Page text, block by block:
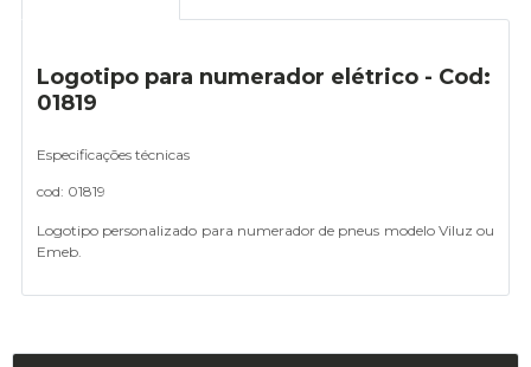
Logotipo para numerador elétrico - Cod:
01819
Especificações técnicas
cod: 01819
Logotipo personalizado para numerador de pneus modelo Viluz ou
Emeb.